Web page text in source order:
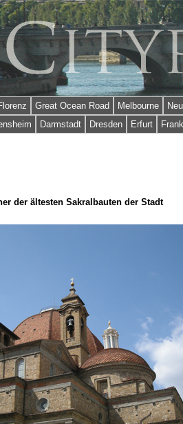
Great Ocean Road Melbourne
Darmstadt Dresden Erfurt
der ältesten Sakralbauten der Stadt